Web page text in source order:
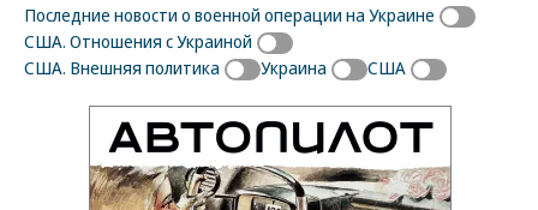
Последние новости о военной операции на Украине
США. Отношения с Украиной
США. Внешняя политика
Украина США